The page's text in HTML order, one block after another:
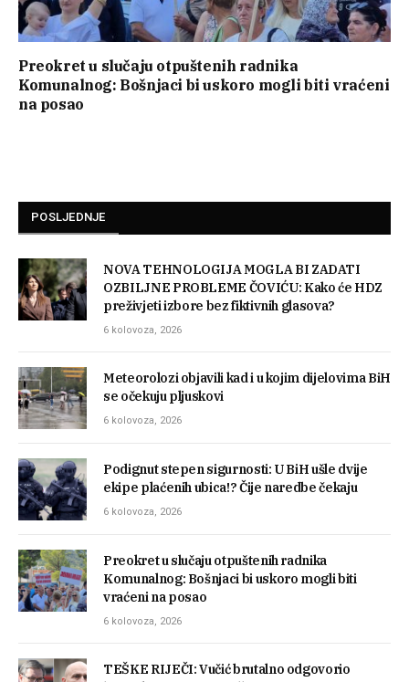
Preokret u slučaju otpuštenih radnika
Komunalnog: Bošnjaci bi uskoro mogli biti vraćeni
na posao
POSLJEDNJE
NOVA TEHNOLOGIJA MOGLA BI ZADATI
OZBILJNE PROBLEME ČOVIĆU: Kako će HDZ
preživjeti izbore bez fiktivnih glasova?
6 kolovoza, 2026
Meteorolozi objavili kad i u kojim dijelovima BiH
se očekuju pljuskovi
6 kolovoza, 2026
Podignut stepen sigurnosti: U BiH ušle dvije
ekipe plaćenih ubica!? Čije naredbe čekaju
6 kolovoza, 2026
Preokret u slučaju otpuštenih radnika
Komunalnog: Bošnjaci bi uskoro mogli biti
vraćeni na posao
6 kolovoza, 2026
TEŠKE RIJEČI: Vučić brutalno odgovorio